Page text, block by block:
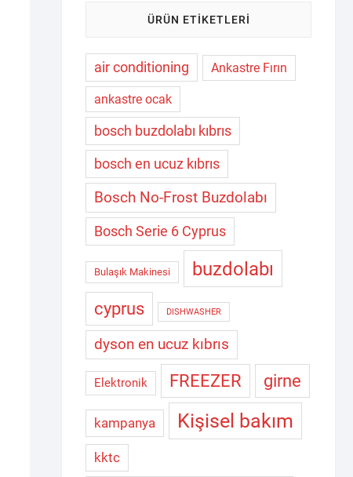
ÜRÜN ETIKETLERI
air conditioning Ankastre Fırın
ankastre ocak
bosch buzdolabı kıbrıs
bosch en ucuz kıbrıs
Bosch No-Frost Buzdolabı
Bosch Serie 6 Cyprus
Bulaşık Makinesi buzdolabı
cyprus DISHWASHER
dyson en ucuz kıbrıs
Elektronik FREEZER girne
kampanya Kişisel bakım
kktc